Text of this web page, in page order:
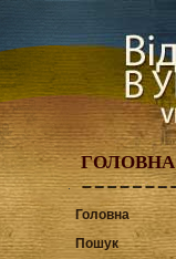
ГОЛОВНА
Головна
Пошук